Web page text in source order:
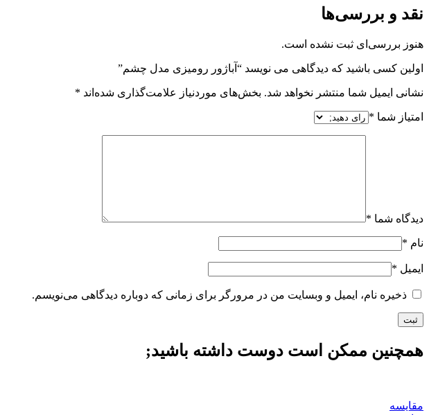
نقد و بررسی‌ها
هنوز بررسی‌ای ثبت نشده است.
اولین کسی باشید که دیدگاهی می نویسد “آباژور رومیزی مدل چشم”
نشانی ایمیل شما منتشر نخواهد شد. بخش‌های موردنیاز علامت‌گذاری شده‌اند *
امتیاز شما *
دیدگاه شما *
نام *
ایمیل *
ذخیره نام، ایمیل و وبسایت من در مرورگر برای زمانی که دوباره دیدگاهی می‌نویسم.
همچنین ممکن است دوست داشته باشید;
مقايسه